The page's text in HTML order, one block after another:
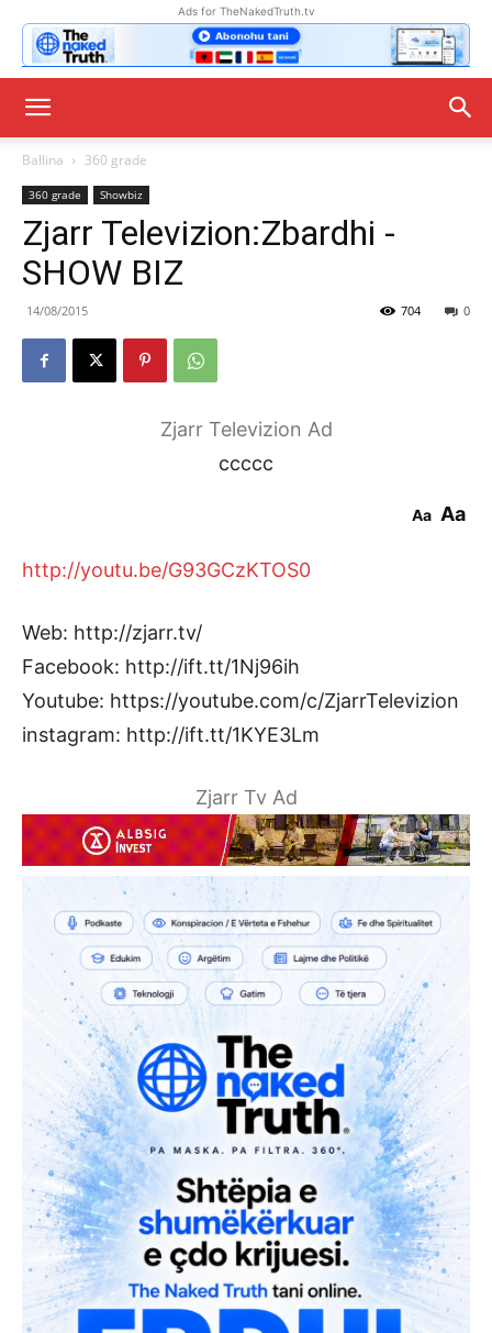
Ads for TheNakedTruth.tv
Ballina 360 grade
360 grade Showbiz
Zjarr Televizion:Zbardhi -
SHOW BIZ
14/08/2015 0
704
Zjarr Televizion Ad
ccccc
Aa Aa
http://youtu.be/G93GCzKTOS0
Web: http://zjarr.tv/
Facebook: http://ift.tt/1Nj96ih
Youtube: https://youtube.com/c/ZjarrTelevizion
instagram: http://ift.tt/1KYE3Lm
Zjarr Tv Ad